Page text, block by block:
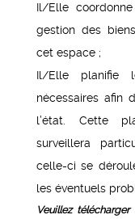
Il/Elle
gestion des
cet espace ;
Il/Elle planifie
nécessaires afin
l’état. Cette
surveillera
celle-ci se
les éventuels
Veuillez